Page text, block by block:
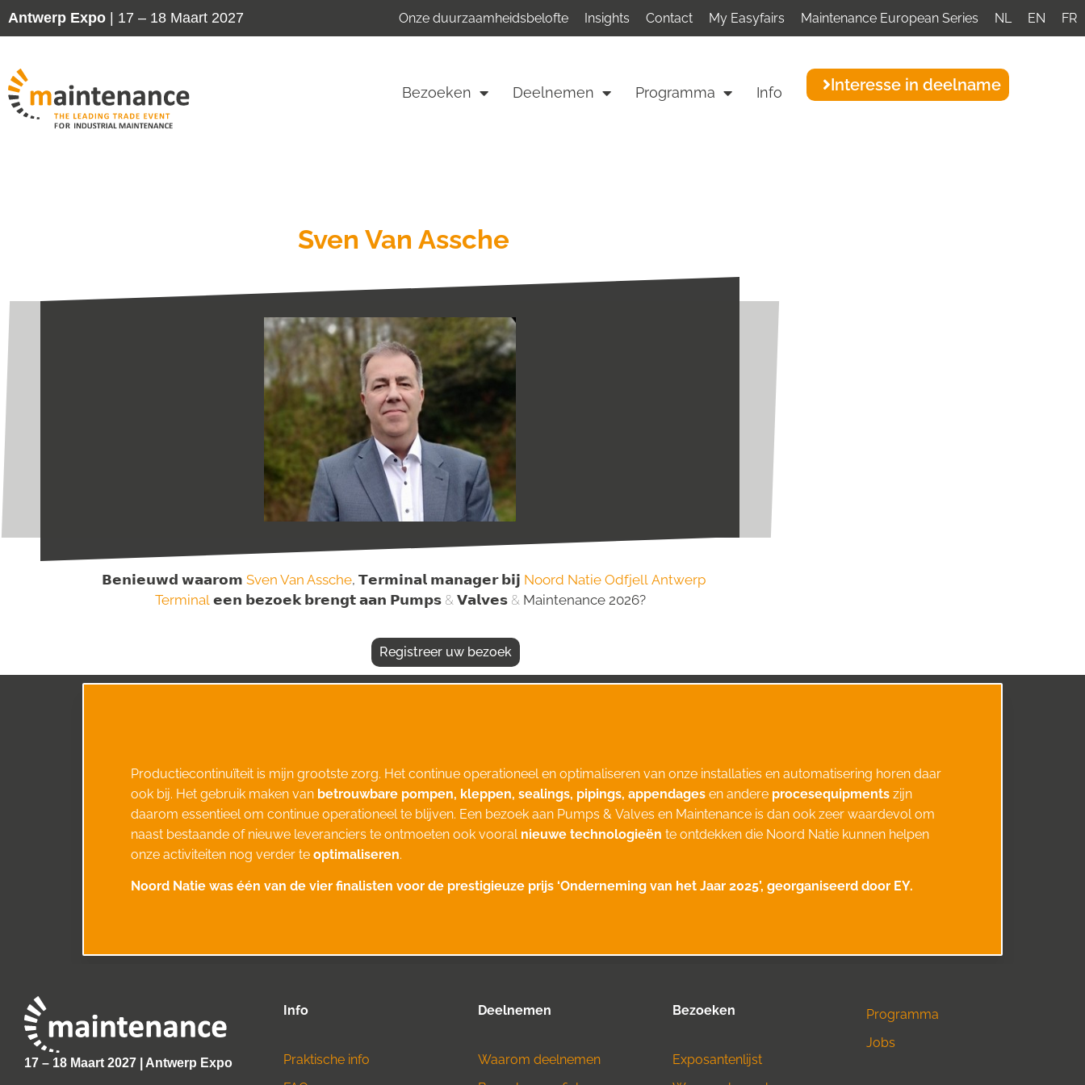
Antwerp Expo | 17 – 18 Maart 2027 Onze duurzaamheidsbelofte Insights Contact My Easyfairs Maintenance European Series NL EN FR
Bezoeken Deelnemen Programma Info Interesse in deelname
Sven Van Assche
𝗕𝗲𝗻𝗶𝗲𝘂𝘄𝗱 𝘄𝗮𝗮𝗿𝗼𝗺 Sven Van Assche, 𝗧𝗲𝗿𝗺𝗶𝗻𝗮𝗹 𝗺𝗮𝗻𝗮𝗴𝗲𝗿 𝗯𝗶𝗷 Noord Natie Odfjell Antwerp
Terminal 𝗲𝗲𝗻 𝗯𝗲𝘇𝗼𝗲𝗸 𝗯𝗿𝗲𝗻𝗴𝘁 𝗮𝗮𝗻 𝗣𝘂𝗺𝗽𝘀 & 𝗩𝗮𝗹𝘃𝗲𝘀 & Maintenance 2026?
Registreer uw bezoek
Productiecontinuïteit is mijn grootste zorg. Het continue operationeel en optimaliseren van onze installaties en automatisering horen daar
ook bij. Het gebruik maken van betrouwbare pompen, kleppen, sealings, pipings, appendages en andere procesequipments zijn
daarom essentieel om continue operationeel te blijven. Een bezoek aan Pumps & Valves en Maintenance is dan ook zeer waardevol om
naast bestaande of nieuwe leveranciers te ontmoeten ook vooral nieuwe technologieën te ontdekken die Noord Natie kunnen helpen
onze activiteiten nog verder te optimaliseren.
Noord Natie was één van de vier finalisten voor de prestigieuze prijs ‘Onderneming van het Jaar 2025’, georganiseerd door EY.
17 – 18 Maart 2027 | Antwerp Expo
Info
Praktische info
Deelnemen
Waarom deelnemen
Bezoeken
Exposantenlijst
Programma
Jobs